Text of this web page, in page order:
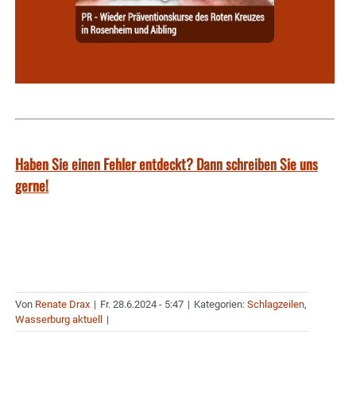
Haben Sie einen Fehler entdeckt? Dann schreiben Sie uns
gerne!
Von Renate Drax | Fr. 28.6.2024 - 5:47 | Kategorien: Schlagzeilen,
Wasserburg aktuell
|